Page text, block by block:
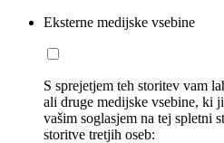
Eksterne medijske vsebine
S sprejetjem teh storitev vam
ali druge medijske vsebine, ki
vašim soglasjem na tej spletni
storitve tretjih oseb: